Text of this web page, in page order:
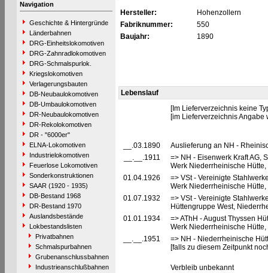
Navigation
Geschichte & Hintergründe
Länderbahnen
DRG-Einheitslokomotiven
DRG-Zahnradlokomotiven
DRG-Schmalspurlok.
Kriegslokomotiven
Verlagerungsbauten
DB-Neubaulokomotiven
DB-Umbaulokomotiven
DR-Neubaulokomotiven
DR-Rekolokomotiven
DR - "6000er"
ELNA-Lokomotiven
Industrielokomotiven
Feuerlose Lokomotiven
Sonderkonstruktionen
SAAR (1920 - 1935)
DB-Bestand 1968
DR-Bestand 1970
Auslandsbestände
Lokbestandslisten
Privatbahnen
Schmalspurbahnen
Grubenanschlussbahnen
Industrieanschlußbahnen
Hersteller:
Hohenzollern
Fabriknummer:
550
Baujahr:
1890
Lebenslauf
[Im Lieferverzeichnis keine
[im Lieferverzeichnis Angabe
__.03.1890
Auslieferung an NH -
__.__.1911
=> NH - Eisenwerk Kraft AG,
Werk Niederrheinische
01.04.1926
=> VSt - Vereinigte
Werk Niederrheinische
01.07.1932
=> VSt - Vereinigte
Hüttengruppe West,
01.01.1934
=> AThH - August Thyssen
Werk Niederrheinische
__.__.1951
=> NH - Niederrheinische
[falls zu diesem Zeitpunkt
Verbleib unbekannt